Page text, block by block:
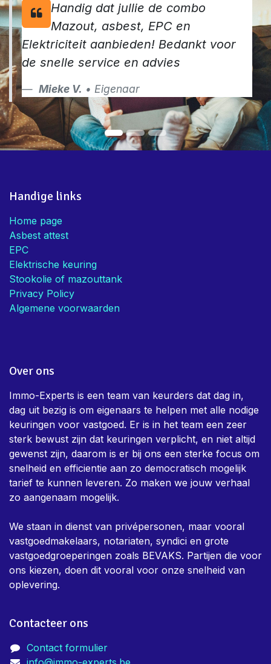
Handig dat jullie de combo
Mazout, asbest, EPC en
Elektriciteit aanbieden! Bedankt voor
de snelle service en advies
Mieke V. • Eigenaar
Handige links
Home page
Asbest attest
EPC
Elektrische keuring
Stookolie of mazouttank
Privacy Policy
Algemene voorwaarden
Over ons
Immo-Experts is een team van keurders dat dag in,
dag uit bezig is om eigenaars te helpen met alle nodige
keuringen voor vastgoed. Er is in het team een zeer
sterk bewust zijn dat keuringen verplicht, en niet altijd
gewenst zijn, daarom is er bij ons een sterke focus om
snelheid en efficientie aan zo democratisch mogelijk
tarief te kunnen leveren. Zo maken we jouw verhaal
zo aangenaam mogelijk.
We staan in dienst van privépersonen, maar vooral
vastgoedmakelaars, notariaten, syndici en grote
vastgoedgroeperingen zoals BEVAKS. Partijen die voor
ons kiezen, doen dit vooral voor onze snelheid van
oplevering.
Contacteer ons
Contact formulier